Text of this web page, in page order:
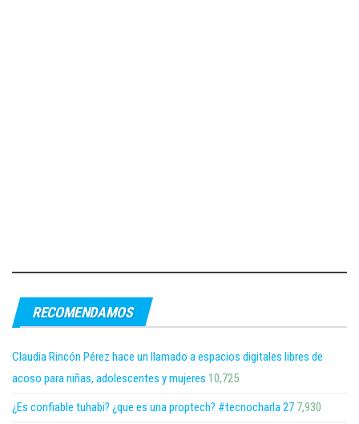
RECOMENDAMOS
Claudia Rincón Pérez hace un llamado a espacios digitales libres de
acoso para niñas, adolescentes y mujeres 10,725
¿Es confiable tuhabi? ¿que es una proptech? #tecnocharla 27 7,930